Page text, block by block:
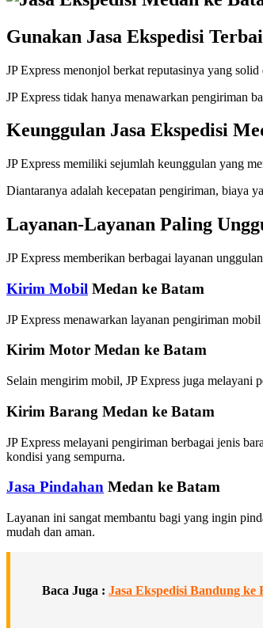
Gunakan Jasa Ekspedisi
JP Express menonjol berkat reputasinya yang
JP Express tidak hanya menawarkan pengiriman
Keunggulan Jasa Ekspedisi
JP Express memiliki sejumlah keunggulan yang
Diantaranya adalah kecepatan pengiriman, biaya
Layanan-Layanan Paling
JP Express memberikan berbagai layanan
Kirim Mobil Medan ke Batam
JP Express menawarkan layanan pengiriman
Kirim Motor Medan ke Batam
Selain mengirim mobil, JP Express juga melayani
Kirim Barang Medan ke Batam
JP Express melayani pengiriman berbagai jenis
kondisi yang sempurna.
Jasa Pindahan Medan ke Batam
Layanan ini sangat membantu bagi yang ingin
mudah dan aman.
Baca Juga : Jasa Ekspedisi Bandung ke